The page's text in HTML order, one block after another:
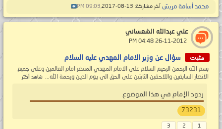
محمد أسامة مريش آخر مشاركة: 13-08-2017, 09:03 PM
علي عبدالله الشعساني
مثبت سؤال عن وزير الامام المهدي عليه السلام
بسم الله الرحمن الرحيم السلام على الامام المهدي المنتضر امام العالمين وعلى جميع
الانصار السابقين واللاحقين الثابتين على الحق الى يوم الدين ورحمة الله... شاهد أكثر
ردود الإمام في هذا الموضوع
73231
1
2
3